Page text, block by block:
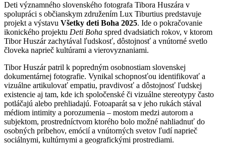
Deti významného slovenského fotografa Tibora Huszára v
spolupráci s občianskym združením Lux Tiburtius predstavuje
projekt a výstavu Všetky deti Boha 2025. Ide o pokračovanie
ikonického projektu Deti Boha spred dvadsiatich rokov, v ktorom
Tibor Huszár zachytával ľudskosť, dôstojnosť a vnútorné svetlo
človeka naprieč kultúrami a vierovyznaniami.
Tibor Huszár patril k popredným osobnostiam slovenskej
dokumentárnej fotografie. Vynikal schopnosťou identifikovať a
vizuálne artikulovať empatiu, pravdivosť a dôstojnosť ľudskej
existencie aj tam, kde ich spoločenské či vizuálne stereotypy často
potláčajú alebo prehliadajú. Fotoaparát sa v jeho rukách stával
médiom intimity a porozumenia – mostom medzi autorom a
subjektom, prostredníctvom ktorého bolo možné nahliadnuť do
osobných príbehov, emócií a vnútorných svetov ľudí naprieč
sociálnymi, kultúrnymi a geografickými prostrediami.